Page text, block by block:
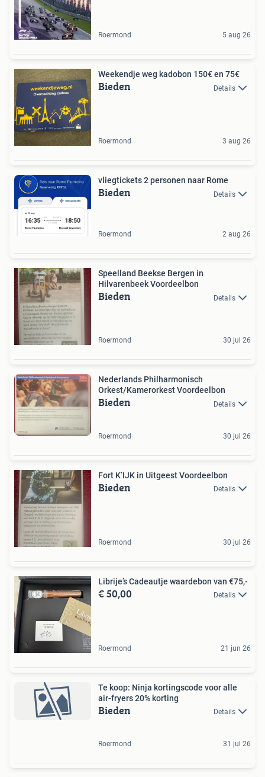
Roermond 5 aug 26
Weekendje weg kadobon 150€ en 75€
Bieden Details
Roermond 3 aug 26
vliegtickets 2 personen naar Rome
Bieden Details
Roermond 2 aug 26
Speelland Beekse Bergen in
Hilvarenbeek Voordeelbon
Bieden Details
Roermond 30 jul 26
Nederlands Philharmonisch
Orkest/Kamerorkest Voordeelbon
Bieden Details
Roermond 30 jul 26
Fort K’IJK in Uitgeest Voordeelbon
Bieden Details
Roermond 30 jul 26
Librije’s Cadeautje waardebon van €75,-
€ 50,00 Details
Roermond 21 jun 26
Te koop: Ninja kortingscode voor alle
air-fryers 20% korting
Bieden Details
Roermond 31 jul 26